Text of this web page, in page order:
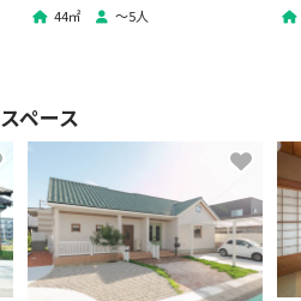
44㎡ 〜5人
ペース